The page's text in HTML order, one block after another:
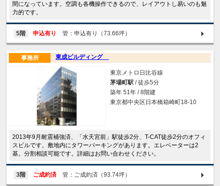
間になっています。空調も各機操作できるので、レイアウトし易いのも魅
力的です。
5階 申込有り 管：申込有り（73.66坪）
東成ビルディング
事務所
東京メトロ日比谷線
茅場町駅 / 徒歩5分
築年 51年 / 8階建
東京都中央区日本橋箱崎町18-10
2013年9月耐震補強済、「水天宮前」駅徒歩2分、T-CAT徒歩2分のオフィ
スビルです。敷地内にタワーパーキングがあります。エレベーターは2
基。分割相談可能です。詳細はお問い合わせください。
3階 ご成約済 管：ご成約済（93.74坪）